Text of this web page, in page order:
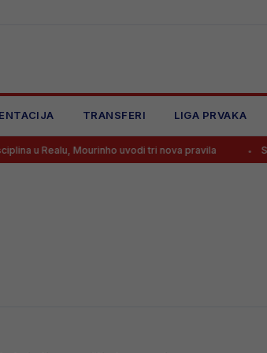
TRANSFERI LIGA PRVAKA
u Realu, Mourinho uvodi tri nova pravila